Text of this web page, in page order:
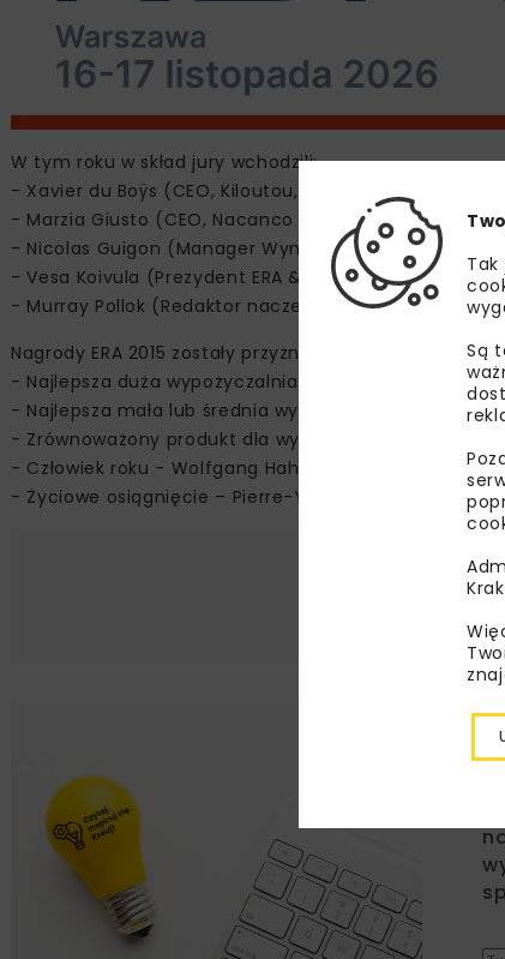
W tym roku w skład jury wchodzili:
- Xavier du Boÿs (CEO, Kiloutou, Francja)
- Marzia Giusto (CEO, Nacanco & President, Assonolo,
- Nicolas Guigon (Manager Wynajmu i Sprzętu
- Vesa Koivula (Prezydent ERA & CEO, Cramo,
- Murray Pollok (Redaktor naczelny, International
Nagrody ERA 2015 zostały przyznane w
- Najlepsza duża wypożyczalnia roku (obrót powyżej
- Najlepsza mała lub średnia wypożyczalnia roku – ATUT
- Zrównoważony produkt dla wypożyczalni w roku –
- Człowiek roku - Wolfgang Hahnenberg oraz Peter
- Życiowe osiągnięcie – Pierre-Yves Lecat, Kiloutou
Są